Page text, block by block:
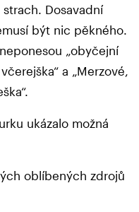
Dosavadní
být nic pěkného.
„obyčejní
a „Merzové,
ukázalo možná
oblíbených zdrojů